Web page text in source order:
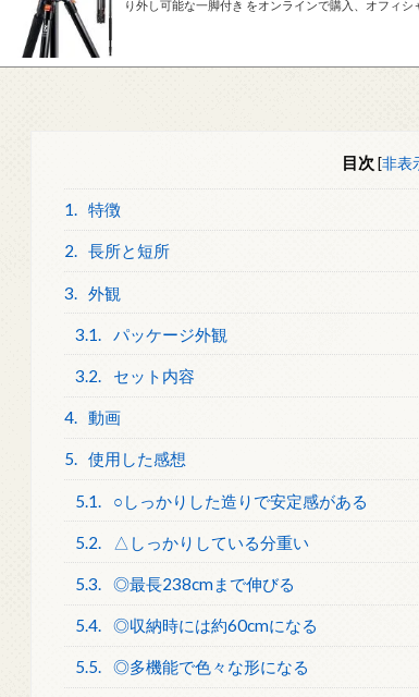
り外し可能な一脚付き をオンラインで購入、オフィ
目次 [非表
1. 特徴
2. 長所と短所
3. 外観
3.1. パッケージ外観
3.2. セット内容
4. 動画
5. 使用した感想
5.1. ○しっかりした造りで安定感がある
5.2. △しっかりしている分重い
5.3. ◎最長238cmまで伸びる
5.4. ◎収納時には約60cmになる
5.5. ◎多機能で色々な形になる